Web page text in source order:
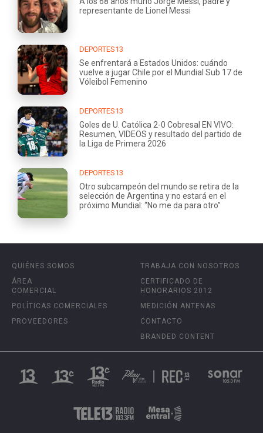
representante de Lionel Messi
DEPORTES13
Se enfrentará a Estados Unidos: cuándo
vuelve a jugar Chile por el Mundial Sub 17 de
Vóleibol Femenino
DEPORTES13
Goles de U. Católica 2-0 Cobresal EN VIVO:
Resumen, VIDEOS y resultado del partido de
la Liga de Primera 2026
DEPORTES13
Otro subcampeón del mundo se retira de la
selección de Argentina y no estará en el
próximo Mundial: “No me da para otro”
QUIÉNES SOMOS
ÁREA
COMERCIAL
POLÍTICAS COMERCIALES
PROVEEDORES
TRABAJA CON NOSOTROS
CERTIFICADO DE
HONORARIOS 2012
MEDICIÓN ANTENAS
CONTACTO
BRANDED CONTENT